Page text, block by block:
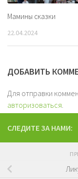
Мамины сказки
22.04.2024
ДОБАВИТЬ
Для отправки
авторизоваться.
СЛЕДИТЕ ЗА НАМИ: